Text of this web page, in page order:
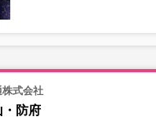
株式会社
防府